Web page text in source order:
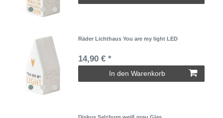
Räder Lichthaus You are my light LED
14,90 € *
In den Warenkorb
Diskus Salzburg weiß grau Glas